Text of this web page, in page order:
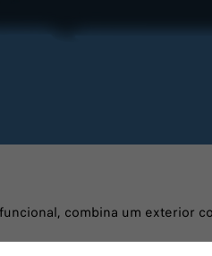
combina um exterior